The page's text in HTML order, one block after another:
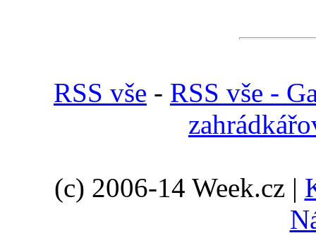
RSS vše - RSS vše -
(c) 2006-14 Week.cz |